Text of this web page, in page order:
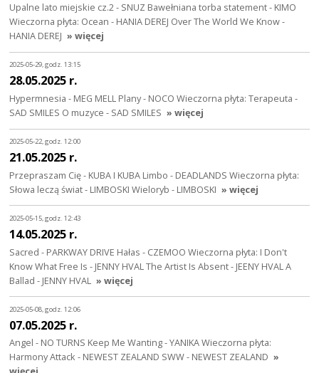
Upalne lato miejskie cz.2 - SNUZ Bawełniana torba statement - KIMO
Wieczorna płyta: Ocean - HANIA DEREJ Over The World We Know -
HANIA DEREJ » więcej
2025-05-29, godz. 13:15
28.05.2025 r.
Hypermnesia - MEG MELL Plany - NOCO Wieczorna płyta: Terapeuta -
SAD SMILES O muzyce - SAD SMILES » więcej
2025-05-22, godz. 12:00
21.05.2025 r.
Przepraszam Cię - KUBA I KUBA Limbo - DEADLANDS Wieczorna płyta:
Słowa leczą świat - LIMBOSKI Wieloryb - LIMBOSKI » więcej
2025-05-15, godz. 12:43
14.05.2025 r.
Sacred - PARKWAY DRIVE Hałas - CZEMOO Wieczorna płyta: I Don't
Know What Free Is - JENNY HVAL The Artist Is Absent - JEENY HVAL A
Ballad - JENNY HVAL » więcej
2025-05-08, godz. 12:06
07.05.2025 r.
Angel - NO TURNS Keep Me Wanting - YANIKA Wieczorna płyta:
Harmony Attack - NEWEST ZEALAND SWW - NEWEST ZEALAND »